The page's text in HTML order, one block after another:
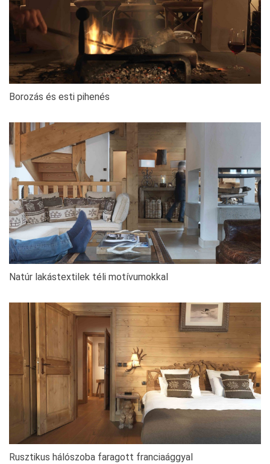
Borozás és esti pihenés
Natúr lakástextilek téli motívumokkal
Rusztikus hálószoba faragott franciaággyal